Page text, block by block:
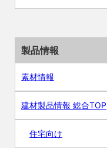
製品情報
素材情報
建材製品情報 総合TOP
住宅向け